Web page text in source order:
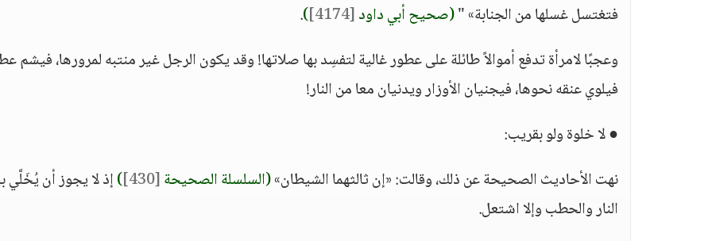
فتغتسل غسلها من الجنابة» "(صحيح أبي داود[4174]
)
.
وعجبًا لامرأة تدفع أموالاً طائلة على عطور غالية لتفسِد بها صلاتها! وقد يكون الرجل غير منتبه لمرورها، فيشم
فيلوي عنقه نحوها، فيجنيان الأوزار ويدنيان معا من النار!
● لا خلوة ولو بقريب:
نهت الأحاديث الصحيحة عن ذلك، وقالت: «إن ثالثهما الشيطان»(السلسلة الصحيحة[430]
)إذ لا يجوز أن يُخَلَّي
النار والحطب وإلا اشتعل.